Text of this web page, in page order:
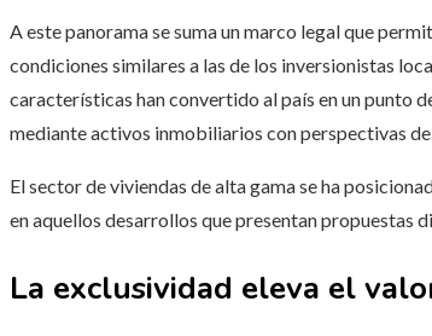
A este panorama se suma un marco legal que
condiciones similares a las de los inversionistas
características han convertido al país en un punto
mediante activos inmobiliarios con perspectivas
El sector de viviendas de alta gama se ha
en aquellos desarrollos que presentan propuestas
La exclusividad eleva el